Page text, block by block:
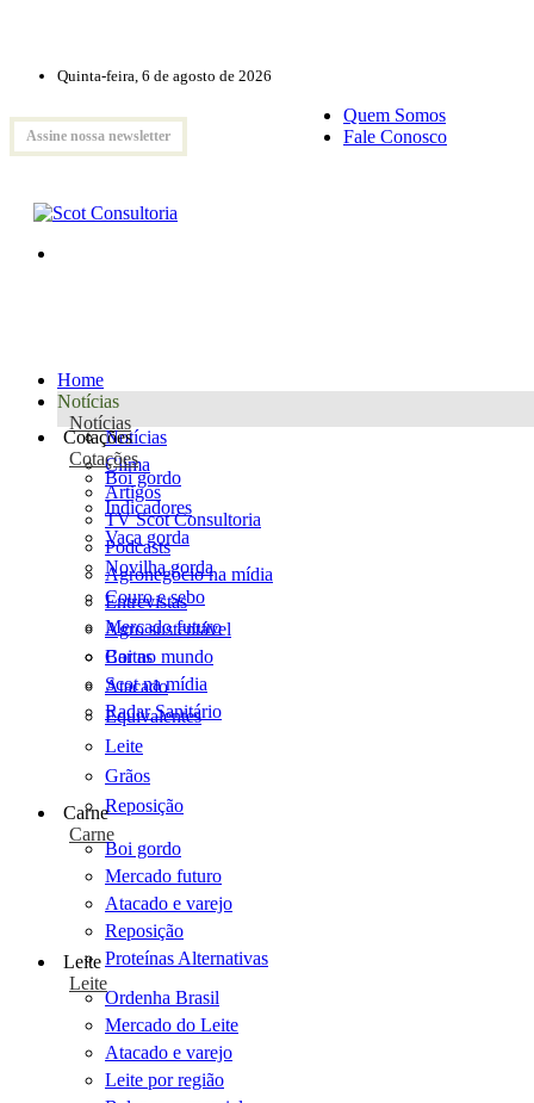
Quinta-feira, 6 de agosto de 2026
Assine nossa newsletter
Quem Somos
Fale Conosco
Home
Notícias
Notícias
Notícias
Clima
Artigos
TV Scot Consultoria
Podcasts
Agronegócio na mídia
Entrevistas
Agro sustentável
Cartas
Scot na mídia
Radar Sanitário
Cotações
Cotações
Boi gordo
Indicadores
Vaca gorda
Novilha gorda
Couro e sebo
Mercado futuro
Boi no mundo
Atacado
Equivalentes
Leite
Grãos
Reposição
Carne
Carne
Boi gordo
Mercado futuro
Atacado e varejo
Reposição
Proteínas Alternativas
Leite
Leite
Ordenha Brasil
Mercado do Leite
Atacado e varejo
Leite por região